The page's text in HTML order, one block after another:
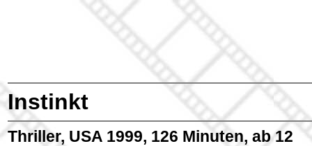
Instinkt
Thriller, USA 1999, 126 Minuten, ab 12